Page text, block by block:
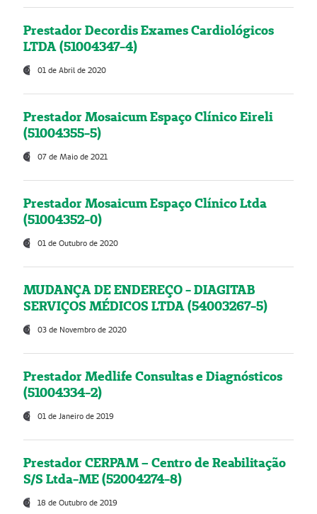
Prestador Decordis Exames Cardiológicos
LTDA (51004347-4)
01 de Abril de 2020
Prestador Mosaicum Espaço Clínico Eireli
(51004355-5)
07 de Maio de 2021
Prestador Mosaicum Espaço Clínico Ltda
(51004352-0)
01 de Outubro de 2020
MUDANÇA DE ENDEREÇO - DIAGITAB
SERVIÇOS MÉDICOS LTDA (54003267-5)
03 de Novembro de 2020
Prestador Medlife Consultas e Diagnósticos
(51004334-2)
01 de Janeiro de 2019
Prestador CERPAM – Centro de Reabilitação
S/S Ltda-ME (52004274-8)
18 de Outubro de 2019